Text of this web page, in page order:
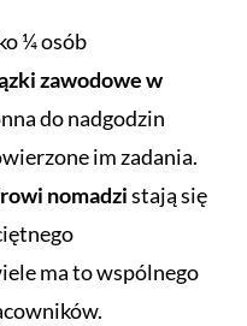
¼ osób
zawodowe w
do nadgodzin
im zadania.
nomadzistają się
ma to wspólnego